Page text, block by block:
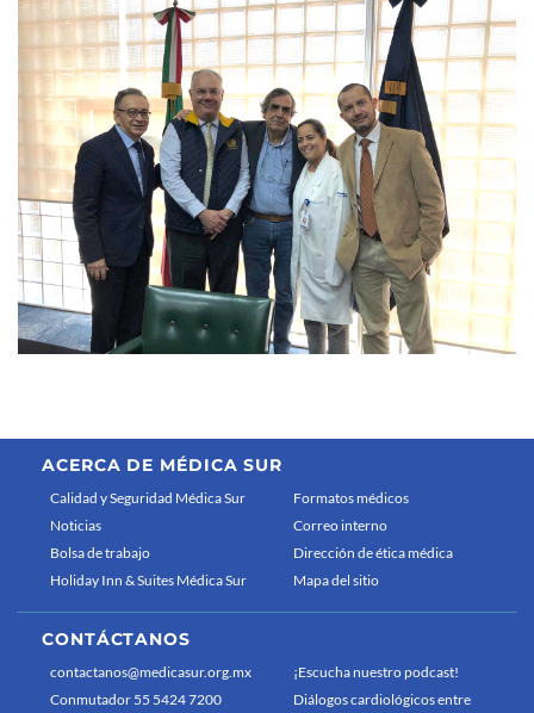
ACERCA DE MÉDICA SUR
Calidad y Seguridad Médica Sur
Noticias
Bolsa de trabajo
Holiday Inn & Suites Médica Sur
Formatos médicos
Correo interno
Dirección de ética médica
Mapa del sitio
CONTÁCTANOS
contactanos@medicasur.org.mx
Conmutador 55 5424 7200
¡Escucha nuestro podcast!
Diálogos cardiológicos entre